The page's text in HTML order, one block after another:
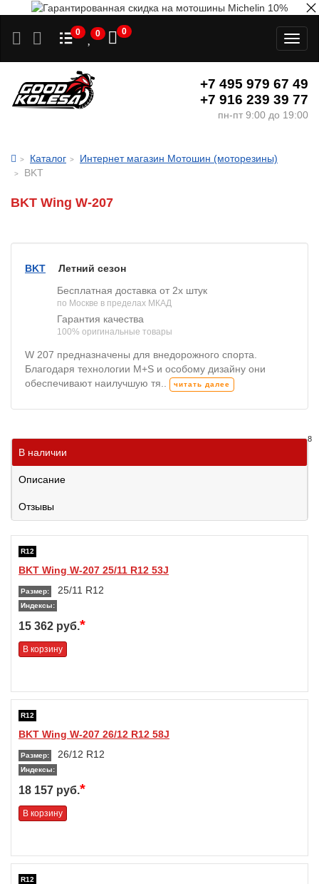
0 0 0
+7 495 979 67 49
+7 916 239 39 77
пн-пт 9:00 до 19:00
Каталог
Интернет магазин Мотошин (моторезины)
BKT
BKT Wing W-207
BKT
Летний сезон
Бесплатная доставка от 2х штук
по Москве в пределах МКАД
Гарантия качества
100% оригинальные товары
W 207 предназначены для внедорожного спорта.
Благодаря технологии M+S и особому дизайну они
обеспечивают наилучшую тя..
читать далее
В наличии
8
Описание
Отзывы
R12
BKT Wing W-207 25/11 R12 53J
Размер: 25/11 R12
Индексы:
15 362 руб.*
В корзину
R12
BKT Wing W-207 26/12 R12 58J
Размер: 26/12 R12
Индексы:
18 157 руб.*
В корзину
R12